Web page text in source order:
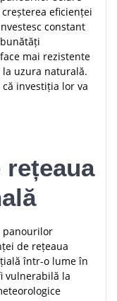
eficienței
constant
mai rezistente
uzura naturală.
investiția lor va
rețeaua
panourilor
de rețeaua
într-o lume în
vulnerabilă la